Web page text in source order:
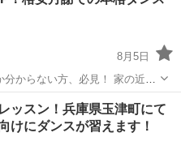
8月5日
ない方、必見！ 家の近く
をコンセプトにし
サークルです。 月謝はた
プホップ 月謝
ッスン！兵庫県玉津町にて
けにダンスが習えます！